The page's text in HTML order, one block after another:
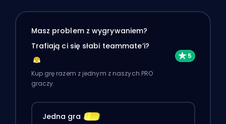
Masz problem z wygrywaniem?
Trafiają ci się słabi teammate’i?
Kup grę razem z jednym z naszych PRO
graczy.
Jedna gra